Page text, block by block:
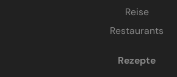
Reise
Restaurants
Rezepte